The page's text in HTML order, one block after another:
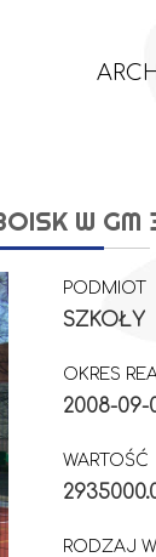
W GM
PODMIOT
SZKOŁY
OKRES
2008-09-
WARTOŚĆ
RODZAJ